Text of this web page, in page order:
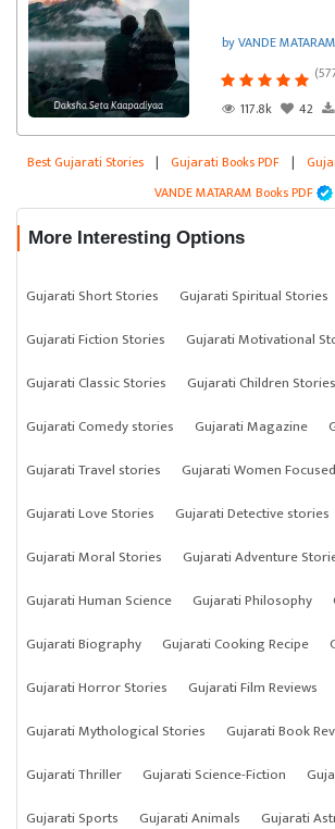
by VANDE MATARAM
117.8k
42
Best Gujarati Stories | Gujarati Books PDF |
VANDE MATARAM Books PDF
More Interesting Options
Gujarati Short Stories
Gujarati Spiritual Stories
Gujarati Fiction Stories
Gujarati Motivational
Gujarati Classic Stories
Gujarati Children Stories
Gujarati Comedy stories
Gujarati Magazine
Gujarati Travel stories
Gujarati Women Focused
Gujarati Love Stories
Gujarati Detective stories
Gujarati Moral Stories
Gujarati Adventure
Gujarati Human Science
Gujarati Philosophy
Gujarati Biography
Gujarati Cooking Recipe
Gujarati Horror Stories
Gujarati Film Reviews
Gujarati Mythological Stories
Gujarati Book
Gujarati Thriller
Gujarati Science-Fiction
Gujarati Sports
Gujarati Animals Gujarati